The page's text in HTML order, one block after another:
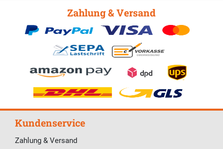
Zahlung & Versand
Kundenservice
Zahlung & Versand